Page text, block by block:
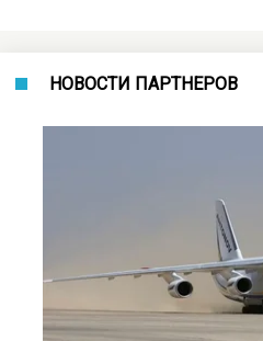
НОВОСТИ ПАРТНЕРОВ